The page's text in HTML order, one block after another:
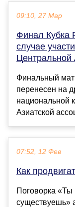
09:10, 27 Мар
Финал Кубка
случае
Центральной
Финальный
перенесен на
национальной
Азиатской
07:52, 12 Фев
Как
Поговорка «Ты
существуешь»